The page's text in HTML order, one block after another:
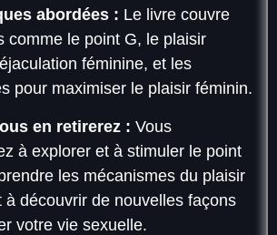
abordées : Le livre couvre
comme le point G, le plaisir
féminine, et les
pour maximiser le plaisir féminin.
en retirerez : Vous
à explorer et à stimuler le point
les mécanismes du plaisir
à découvrir de nouvelles façons
votre vie sexuelle.